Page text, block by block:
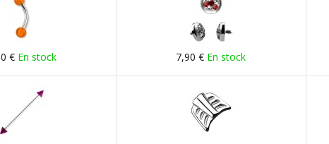
€ En stock 7,90 € En stock